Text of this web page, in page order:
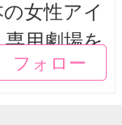
女性アイ
専用劇場を
...
フォロー
フォロー